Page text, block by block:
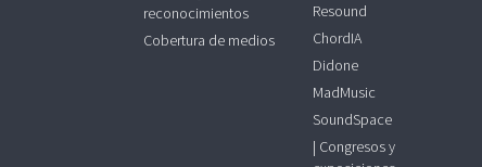
reconocimientos
Cobertura de medios
Resound
ChordIA
Didone
MadMusic
SoundSpace
| Congresos y